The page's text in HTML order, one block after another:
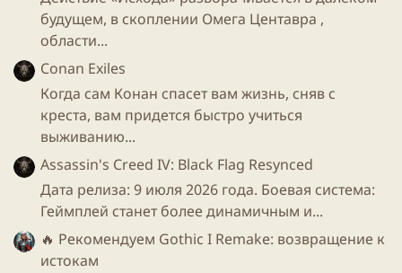
будущем, в скоплении Омега Центавра ,
области...
Conan Exiles
Когда сам Конан спасет вам жизнь, сняв с
креста, вам придется быстро учиться
выживанию...
Assassin's Creed IV: Black Flag Resynced
Дата релиза: 9 июля 2026 года. Боевая система:
Геймплей станет более динамичным и...
🔥 Рекомендуем Gothic I Remake: возвращение к
истокам